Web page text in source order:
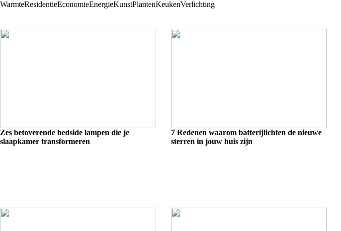
WarmteResidentieEconomieEnergieKunstPlantenKeukenVerlichting
Zes betoverende bedside lampen die je
slaapkamer transformeren
7 Redenen waarom batterijlichten de nieuwe
sterren in jouw huis zijn